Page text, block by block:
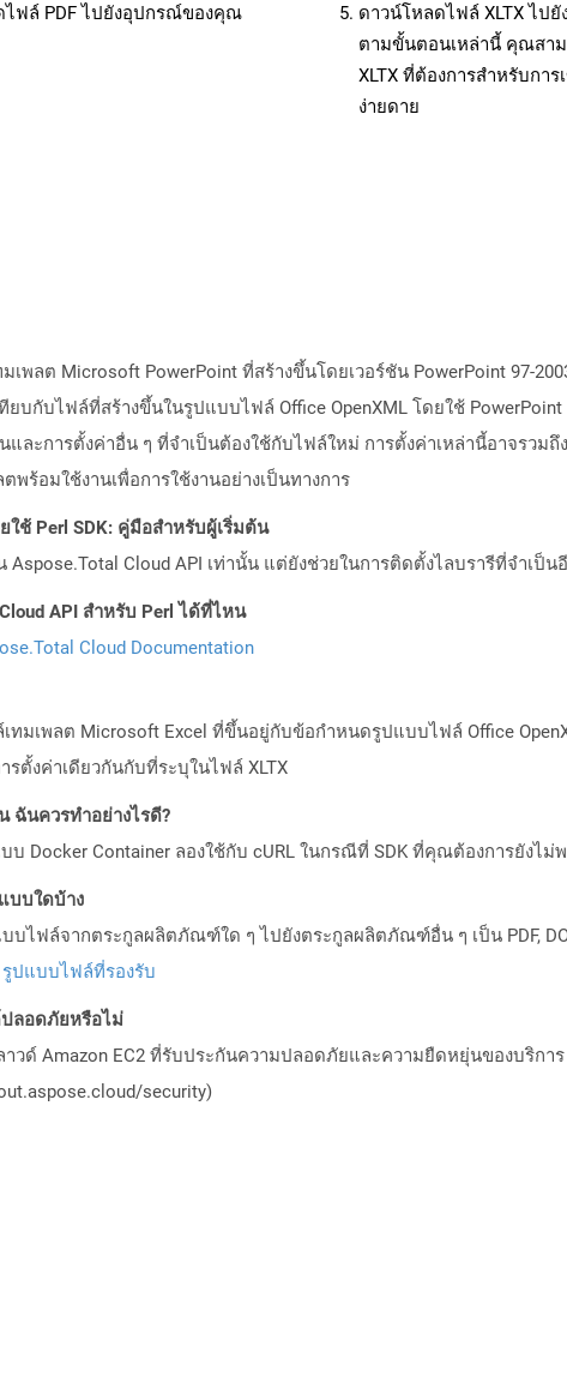
ไฟล์ PDF ไปยังอุปกรณ์ของคุณ
ดาวน์โหลดไฟล์ XLTX ไป
ตามขั้นตอนเหล่านี้ คุณสา
XLTX ที่ต้องการสำหรับกา
ง่ายดาย
เพลต Microsoft PowerPoint ที่สร้างขึ้นโดยเวอร์ชัน PowerPoint 97-
ยบกับไฟล์ที่สร้างขึ้นในรูปแบบไฟล์ Office OpenXML โดยใช้
นและการตั้งค่าอื่น ๆ ที่จำเป็นต้องใช้กับไฟล์ใหม่ การตั้งค่าเหล่านี้อาจรว
พร้อมใช้งานเพื่อการใช้งานอย่างเป็นทางการ
ใช้ Perl SDK: คู่มือสำหรับผู้เริ่มต้น
Aspose.Total Cloud API เท่านั้น แต่ยังช่วยในการติดตั้งไลบรารีที่จำเป็น
API สำหรับ Perl ได้ที่ไหน
Cloud Documentation
มเพลต Microsoft Excel ที่ขึ้นอยู่กับข้อกำหนดรูปแบบไฟล์ Office
รตั้งค่าเดียวกันกับที่ระบุในไฟล์ XLTX
ฉันควรทำอย่างไรดี?
บ Docker Container ลองใช้กับ cURL ในกรณีที่ SDK ที่คุณต้องการยังไม่
บบใดบ้าง
ไฟล์จากตระกูลผลิตภัณฑ์ใด ๆ ไปยังตระกูลผลิตภัณฑ์อื่น ๆ เป็น PDF,
รูปแบบไฟล์ที่รองรับ
ปลอดภัยหรือไม่
าวด์ Amazon EC2 ที่รับประกันความปลอดภัยและความยืดหยุ่นของบริก
security)